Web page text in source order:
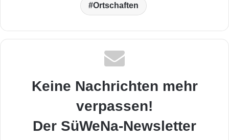
Ortschaften
Keine Nachrichten mehr
verpassen!
Der SüWeNa-Newsletter